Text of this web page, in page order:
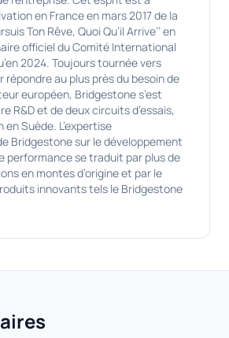
en France en mars 2017 de la
Ton Rêve, Quoi Qu’il Arrive’’ en
officiel du Comité International
2024. Toujours tournée vers
répondre au plus près du besoin de
européen, Bridgestone s’est
R&D et de deux circuits d’essais,
Suède. L’expertise
Bridgestone sur le développement
performance se traduit par plus de
en montes d’origine et par le
innovants tels le Bridgestone